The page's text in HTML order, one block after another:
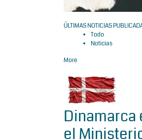
ÚLTIMAS NOTICIAS
Todo
Noticias
More
Dinamarca
el